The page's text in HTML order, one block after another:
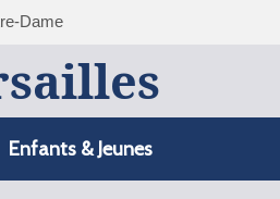
Dame
Enfants & Jeunes